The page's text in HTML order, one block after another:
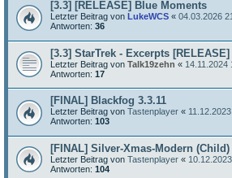
[3.3] [RELEASE] Blue Moments
Letzter Beitrag von LukeWCS « 04.03.2026
Antworten: 36
[3.3] StarTrek - Excerpts [RELEASE]
Letzter Beitrag von Talk19zehn « 14.11.2024
Antworten: 17
[FINAL] Blackfog 3.3.11
Letzter Beitrag von Tastenplayer «
Antworten: 103
[FINAL] Silver-Xmas-Modern (Child)
Letzter Beitrag von Tastenplayer «
Antworten: 104